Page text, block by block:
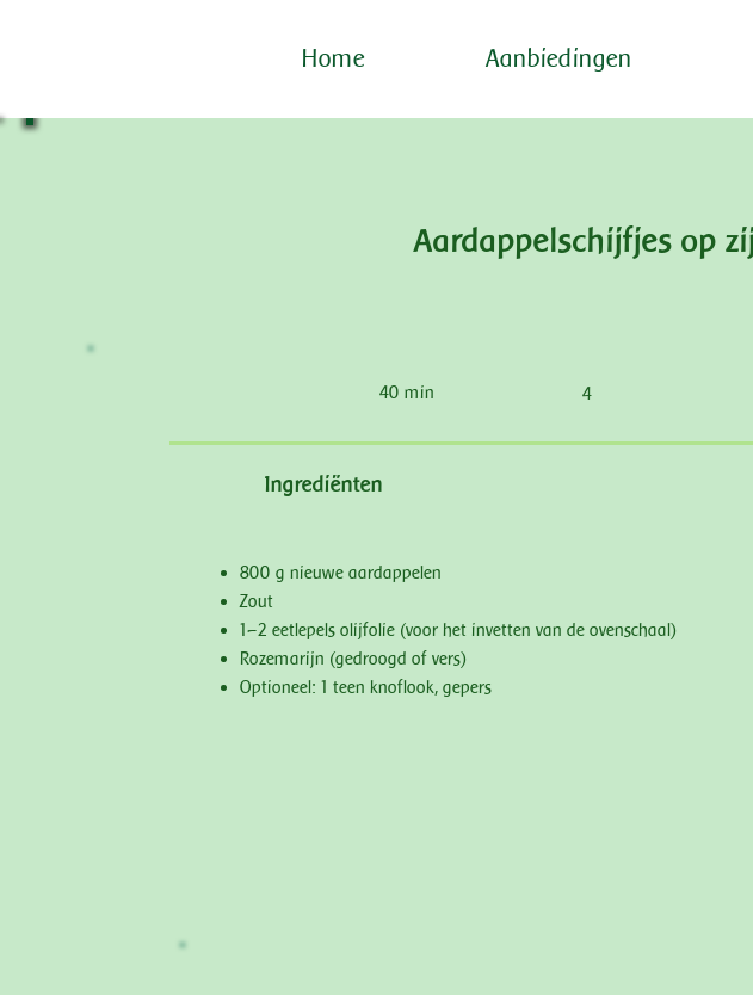
Home Aanbiedingen
40 min 4
Ingrediënten
800 g nieuwe aardappelen
Zout
1–2 eetlepels olijfolie (voor het invetten van de ovenschaal)
Rozemarijn (gedroogd of vers)
Optioneel: 1 teen knoflook, gepers
Aardappelschijfjes op